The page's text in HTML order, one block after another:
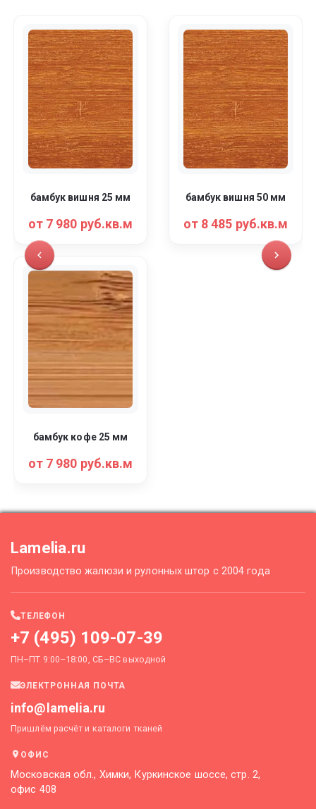
бамбук вишня 25 мм
от 7 980 руб.кв.м
бамбук вишня 50 мм
от 8 485 руб.кв.м
бамбук кофе 25 мм
от 7 980 руб.кв.м
Lamelia.ru
Производство жалюзи и рулонных штор с 2004 года
ТЕЛЕФОН
+7 (495) 109-07-39
ПН–ПТ 9:00–18:00, СБ–ВС выходной
ЭЛЕКТРОННАЯ ПОЧТА
info@lamelia.ru
Пришлём расчёт и каталоги тканей
ОФИС
Московская обл., Химки, Куркинское шоссе, стр. 2,
офис 408